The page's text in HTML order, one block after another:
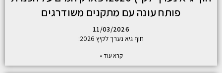
פותח עונה עם מתקנים משודרגים
11/03/2026
חוף גיא נערך לקיץ 2026:
קרא עוד »